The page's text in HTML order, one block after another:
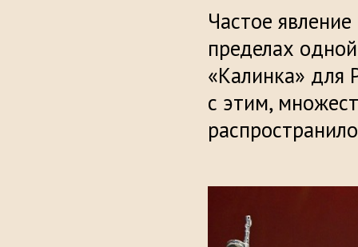
Частое
пределах
«Калинка» для
с этим,